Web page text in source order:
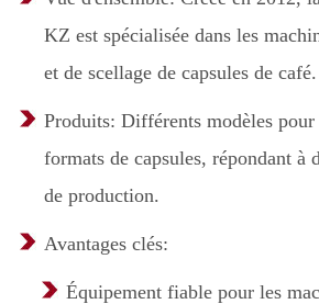
KZ est spécialisée dans les
et de scellage de capsules de café.
Produits: Différents modèles
formats de capsules, répondant à
de production.
Avantages clés:
Équipement fiable pour les